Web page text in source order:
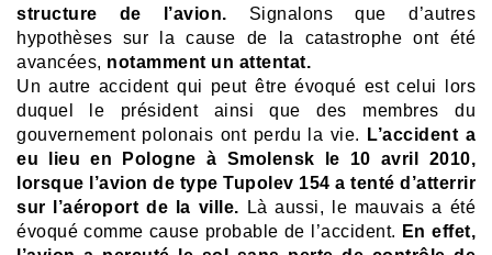
structure de l’avion. Signalons que d’autres
hypothèses sur la cause de la catastrophe ont été
avancées, notamment un attentat.
Un autre accident qui peut être évoqué est celui lors
duquel le président ainsi que des membres du
gouvernement polonais ont perdu la vie.
L’accident a
eu lieu en Pologne à Smolensk le 10 avril 2010,
lorsque l’avion de type Tupolev 154 a tenté d’atterrir
sur l’aéroport de la ville.
Là aussi, le mauvais a été
évoqué comme cause probable de l’accident. En effet,